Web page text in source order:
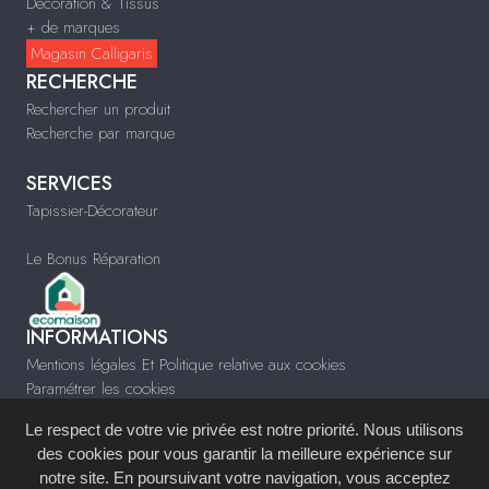
+ de marques
Magasin Calligaris
RECHERCHE
Rechercher un produit
Recherche par marque
SERVICES
Tapissier-Décorateur
Le Bonus Réparation
INFORMATIONS
Mentions légales Et Politique relative aux cookies
Paramétrer les cookies
www.cagnetta.fr
Le respect de votre vie privée est notre priorité. Nous utilisons
des cookies pour vous garantir la meilleure expérience sur
notre site. En poursuivant votre navigation, vous acceptez